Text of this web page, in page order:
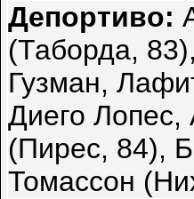
Депортиво:
(Таборда,
Гузман,
Диего Лопес,
(Пирес, 84),
Томассон